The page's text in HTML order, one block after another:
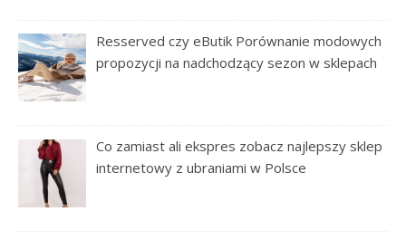
Resserved czy eButik Porównanie modowych
propozycji na nadchodzący sezon w sklepach
Co zamiast ali ekspres zobacz najlepszy sklep
internetowy z ubraniami w Polsce